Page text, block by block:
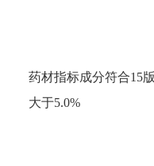
药材指标成分符合15
大于5.0%